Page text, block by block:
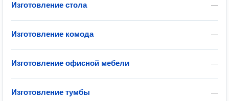
—
Изготовление стола
—
Изготовление комода
—
Изготовление офисной мебели
—
Изготовление тумбы